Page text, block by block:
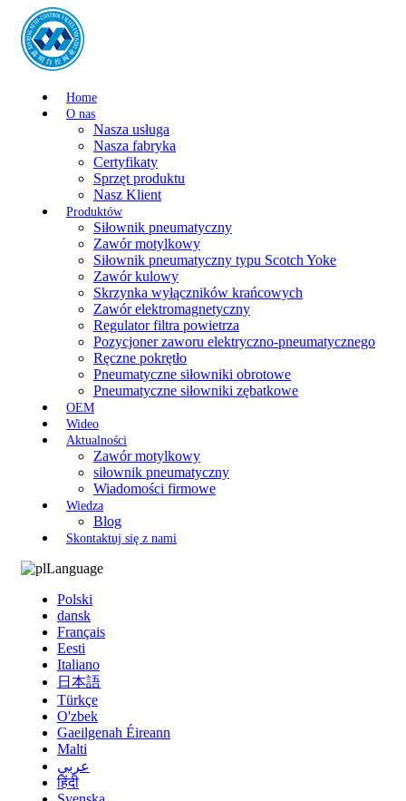
Home
O nas
Nasza usługa
Nasza fabryka
Certyfikaty
Sprzęt produktu
Nasz Klient
Produktów
Siłownik pneumatyczny
Zawór motylkowy
Siłownik pneumatyczny typu Scotch Yoke
Zawór kulowy
Skrzynka wyłączników krańcowych
Zawór elektromagnetyczny
Regulator filtra powietrza
Pozycjoner zaworu elektryczno-pneumatycznego
Ręczne pokrętło
Pneumatyczne siłowniki obrotowe
Pneumatyczne siłowniki zębatkowe
OEM
Wideo
Aktualności
Zawór motylkowy
siłownik pneumatyczny
Wiadomości firmowe
Wiedza
Blog
Skontaktuj się z nami
Language
Polski
dansk
Français
Eesti
Italiano
日本語
Türkçe
O'zbek
Gaeilgenah Éireann
Malti
عربي
हिंदी